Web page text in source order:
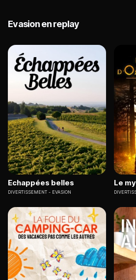
Evasion en replay
Echappées belles
DIVERTISSEMENT EVASION
Le